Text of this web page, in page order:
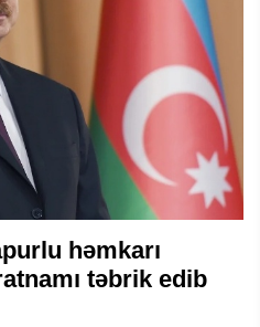
həmkarı
təbrik edib